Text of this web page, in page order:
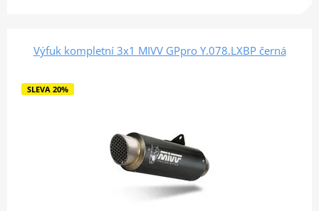
Výfuk kompletní 3x1 MIVV GPpro Y.078.LXBP černá
SLEVA 20%